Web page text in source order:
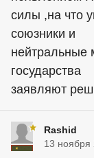
силы ,на что
союзники и
нейтральные
государства
заявляют
Rashid
13 ноября